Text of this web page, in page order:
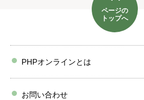
ページの
トップへ
PHPオンラインとは
お問い合わせ